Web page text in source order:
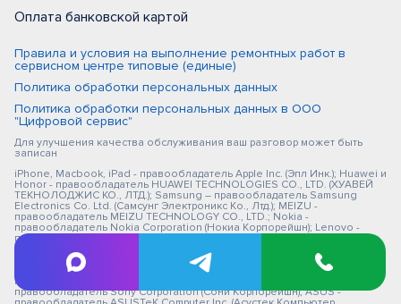
Оплата банковской картой
Правила и условия на выполнение ремонтных работ в
сервисном центре типовые (единые)
Политика обработки персональных данных
Политика обработки персональных данных в ООО
"Цифровой сервис"
Для улучшения качества обслуживания ваш разговор может быть
записан
iPhone, Macbook, iPad - правообладатель Apple Inc. (Эпл Инк.); Huawei и
Honor - правообладатель HUAWEI TECHNOLOGIES CO., LTD. (ХУАВЕЙ
ТЕКНОЛОДЖИС КО., ЛТД.); Samsung – правообладатель Samsung
Electronics Co. Ltd. (Самсунг Электроникс Ко., Лтд.); MEIZU -
правообладатель MEIZU TECHNOLOGY CO., LTD.; Nokia -
правообладатель Nokia Corporation (Нокиа Корпорейшн); Lenovo -
правообладатель Lenovo (Beijing) Limited; Xiaomi - правообладатель
Xiaomi Inc.; ZTE - правообладатель ZTE Corporation; HTC -
правообладатель HTC CORPORATION (Эйч-Ти-Си КОРПОРЕЙШН); LG -
правообладатель LG Corp. (ЭлДжи Корп.); Philips - правообладатель
Koninklijke Philips N.V. (Конинклийке Филипс Н.В.); Sony -
правообладатель Sony Corporation (Сони Корпорейшн); ASUS -